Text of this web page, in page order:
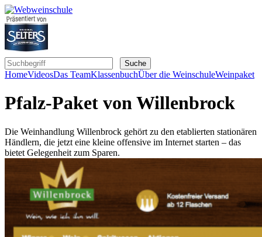
HomeVideosDas TeamKlassenbuchÜber die WeinschuleWeinpaket
Pfalz-Paket von Willenbrock
Die Weinhandlung Willenbrock gehört zu den etablierten stationären
Händlern, die jetzt eine kleine offensive im Internet starten – das
bietet Gelegenheit zum Sparen.